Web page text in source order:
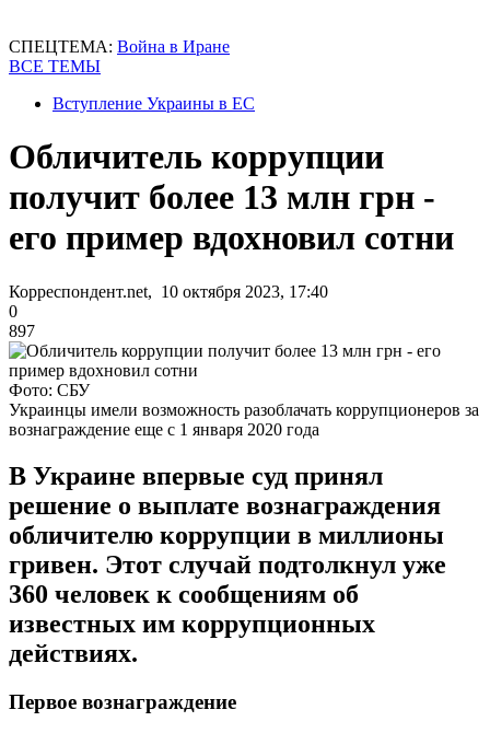
СПЕЦТЕМА: Война в Иране
ВСЕ ТЕМЫ
Вступление Украины в ЕС
Обличитель коррупции
получит более 13 млн грн -
его пример вдохновил сотни
Корреспондент.net, 10 октября 2023, 17:40
0
897
Фото: СБУ
Украинцы имели возможность разоблачать коррупционеров за
вознаграждение еще с 1 января 2020 года
В Украине впервые суд принял
решение о выплате вознаграждения
обличителю коррупции в миллионы
гривен. Этот случай подтолкнул уже
360 человек к сообщениям об
известных им коррупционных
действиях.
Первое вознаграждение